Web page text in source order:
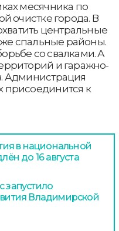
месячника по
очистке города. В
центральные
спальные районы.
со свалками. А
и гаражно-
Администрация
присоединится к
в национальной
до 16 августа
запустило
Владимирской